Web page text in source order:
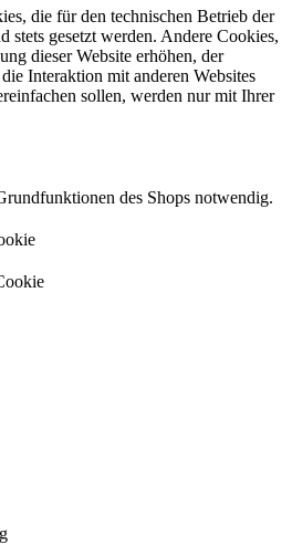
die für den technischen Betrieb der
stets gesetzt werden. Andere Cookies,
dieser Website erhöhen, der
Interaktion mit anderen Websites
sollen, werden nur mit Ihrer
des Shops notwendig.